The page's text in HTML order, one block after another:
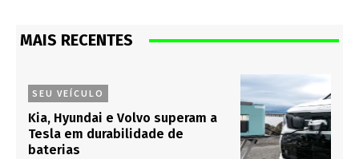
MAIS RECENTES
SEU VEÍCULO
Kia, Hyundai e Volvo superam a
Tesla em durabilidade de
baterias